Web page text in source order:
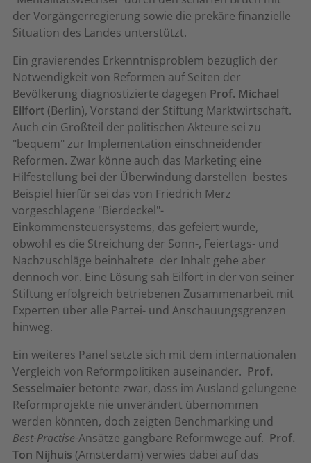
der Vorgängerregierung sowie die prekäre finanzielle
Situation des Landes unterstützt.
Ein gravierendes Erkenntnisproblem bezüglich der
Notwendigkeit von Reformen auf Seiten der
Bevölkerung diagnostizierte dagegen Prof. Michael
Eilfort (Berlin), Vorstand der Stiftung Marktwirtschaft.
Auch ein Großteil der politischen Akteure sei zu
"bequem" zur Implementation einschneidender
Reformen. Zwar könne auch das Marketing eine
Hilfestellung bei der Überwindung darstellen  bestes
Beispiel hierfür sei das von Friedrich Merz
vorgeschlagene "Bierdeckel"-
Einkommensteuersystems, das gefeiert wurde,
obwohl es die Streichung der Sonn-, Feiertags- und
Nachzuschläge beinhaltete  der Inhalt gehe aber
dennoch vor. Eine Lösung sah Eilfort in der von seiner
Stiftung erfolgreich betriebenen Zusammenarbeit mit
Experten über alle Partei- und Anschauungsgrenzen
hinweg.
Ein weiteres Panel setzte sich mit dem internationalen
Vergleich von Reformpolitiken auseinander. Prof.
Sesselmaier betonte zwar, dass im Ausland gelungene
Reformprojekte nie unverändert übernommen
werden könnten, doch zeigten Benchmarking und
Best-Practise-Ansätze gangbare Reformwege auf. Prof.
Ton Nijhuis (Amsterdam) verwies dabei auf das